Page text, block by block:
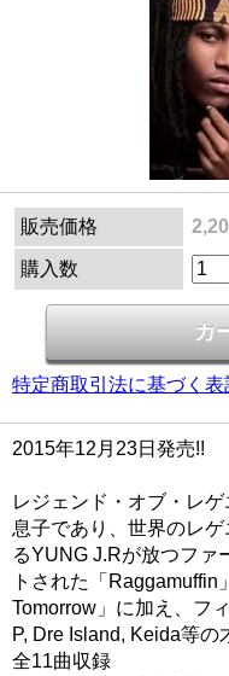
販売価格
購入数
特定商取引法に基づく
2015年12月23日発売!!
レジェンド・オブ・レ
息子であり、世界のレ
るYUNG J.Rが放つファ
トされた「
Tomorrow」に加え、フ
P, Dre Island, Keida等
全11曲収録